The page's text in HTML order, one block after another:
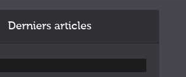
Derniers articles